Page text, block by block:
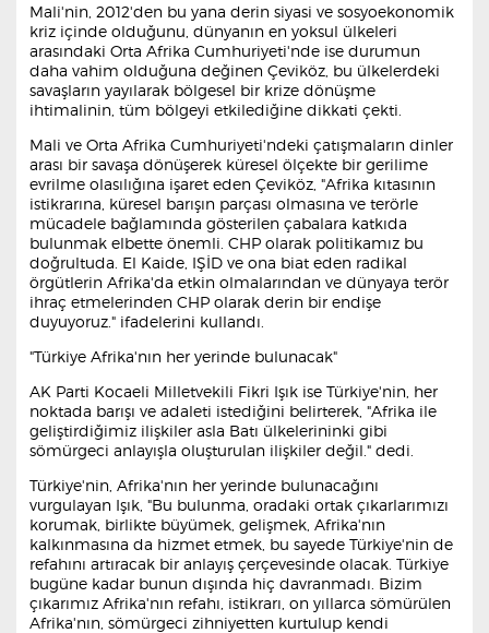
Mali'nin, 2012'den bu yana derin siyasi ve sosyoekonomik
kriz içinde olduğunu, dünyanın en yoksul ülkeleri
arasındaki Orta Afrika Cumhuriyeti'nde ise durumun
daha vahim olduğuna değinen Çeviköz, bu ülkelerdeki
savaşların yayılarak bölgesel bir krize dönüşme
ihtimalinin, tüm bölgeyi etkilediğine dikkati çekti.
Mali ve Orta Afrika Cumhuriyeti'ndeki çatışmaların dinler
arası bir savaşa dönüşerek küresel ölçekte bir gerilime
evrilme olasılığına işaret eden Çeviköz, "Afrika kıtasının
istikrarına, küresel barışın parçası olmasına ve terörle
mücadele bağlamında gösterilen çabalara katkıda
bulunmak elbette önemli. CHP olarak politikamız bu
doğrultuda. El Kaide, IŞİD ve ona biat eden radikal
örgütlerin Afrika'da etkin olmalarından ve dünyaya terör
ihraç etmelerinden CHP olarak derin bir endişe
duyuyoruz." ifadelerini kullandı.
"Türkiye Afrika'nın her yerinde bulunacak"
AK Parti Kocaeli Milletvekili Fikri Işık ise Türkiye'nin, her
noktada barışı ve adaleti istediğini belirterek, "Afrika ile
geliştirdiğimiz ilişkiler asla Batı ülkelerininki gibi
sömürgeci anlayışla oluşturulan ilişkiler değil." dedi.
Türkiye'nin, Afrika'nın her yerinde bulunacağını
vurgulayan Işık, "Bu bulunma, oradaki ortak çıkarlarımızı
korumak, birlikte büyümek, gelişmek, Afrika'nın
kalkınmasına da hizmet etmek, bu sayede Türkiye'nin de
refahını artıracak bir anlayış çerçevesinde olacak. Türkiye
bugüne kadar bunun dışında hiç davranmadı. Bizim
çıkarımız Afrika'nın refahı, istikrarı, on yıllarca sömürülen
Afrika'nın, sömürgeci zihniyetten kurtulup kendi